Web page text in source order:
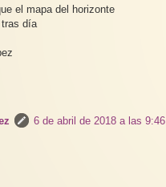
el mapa del horizonte
tras día
6 de abril de 2018 a las 9:46